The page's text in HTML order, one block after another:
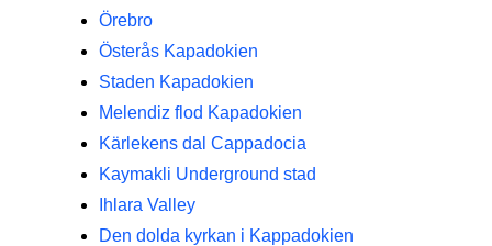
Örebro
Österås Kapadokien
Staden Kapadokien
Melendiz flod Kapadokien
Kärlekens dal Cappadocia
Kaymakli Underground stad
Ihlara Valley
Den dolda kyrkan i Kappadokien